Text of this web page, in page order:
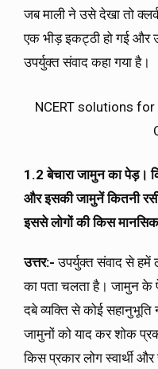
जब माली ने उसे देखा तो
एक भीड़ इकट्ठी हो गई
उपर्युक्त संवाद कहा गया है।
NCERT solutions
1.2 बेचारा जामुन का पेड़।
और इसकी जामुनें कितनी
इससे लोगों की किस
उत्तर:- उपर्युक्त संवाद से हमें
का पता चलता है। जामुन
दबे व्यक्ति से कोई
जामुनों को याद कर शोक
किस प्रकार लोग स्वार्थी